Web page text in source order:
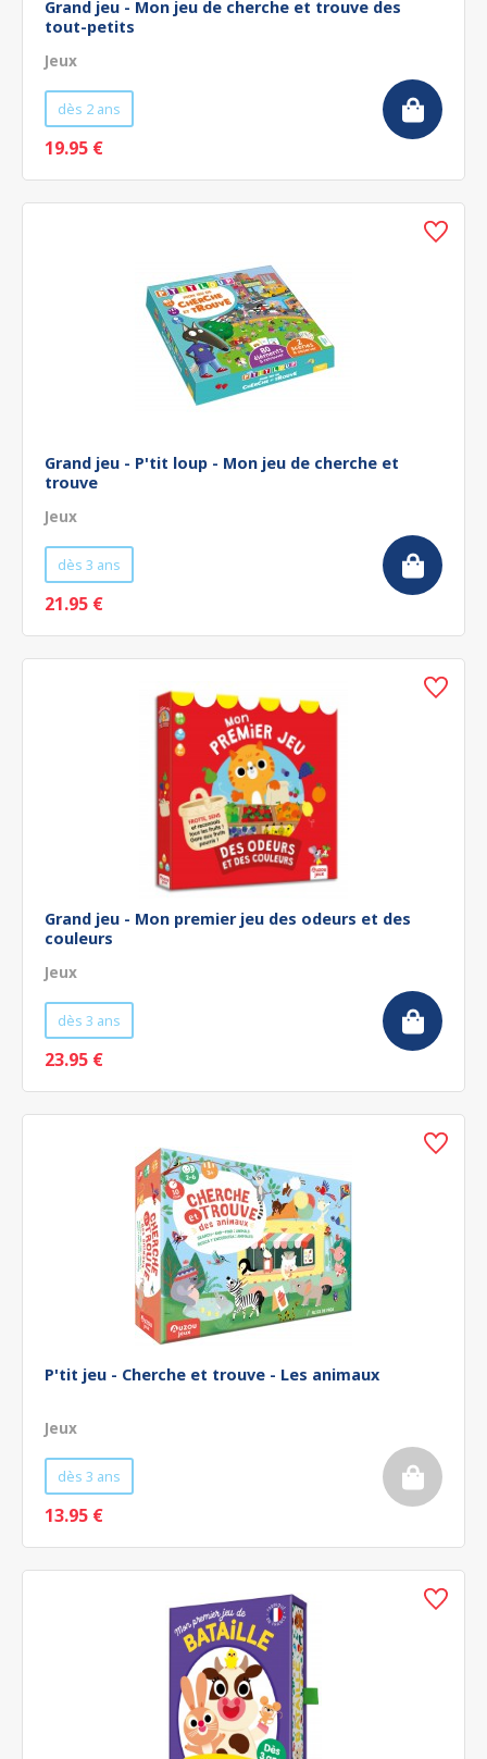
Grand jeu - Mon jeu de cherche et trouve des
tout-petits
Jeux
dès 2 ans
19.95 €
Grand jeu - P'tit loup - Mon jeu de cherche et
trouve
Jeux
dès 3 ans
21.95 €
Grand jeu - Mon premier jeu des odeurs et des
couleurs
Jeux
dès 3 ans
23.95 €
P'tit jeu - Cherche et trouve - Les animaux
Jeux
dès 3 ans
13.95 €